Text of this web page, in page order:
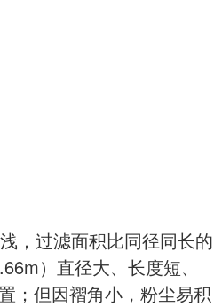
，过滤面积比同径同长的
）直径大、长度短、
；但因褶角小，粉尘易积